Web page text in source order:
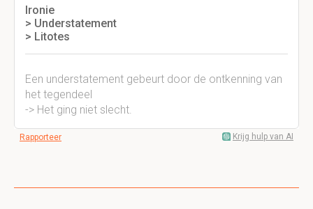
Ironie
> Understatement
> Litotes
Een understatement gebeurt door de ontkenning van
het tegendeel
-> Het ging niet slecht.
Rapporteer Krijg hulp van AI